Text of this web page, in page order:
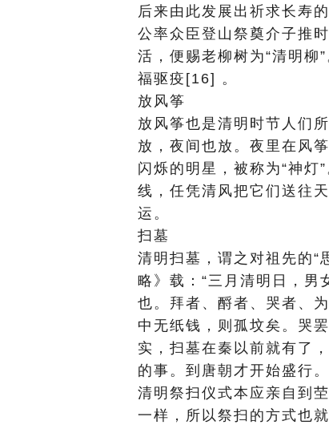
后来由此发展出祈求长寿
公率众臣登山祭奠介子推
活，便赐老柳树为“清明柳
福驱疫[16] 。
放风筝
放风筝也是清明时节人们
放，夜间也放。夜里在风
闪烁的明星，被称为“神灯
线，任凭清风把它们送往
运。
扫墓
清明扫墓，谓之对祖先的“
略》载：“三月清明日，男
也。拜者、酹者、哭者、
中无纸钱，则孤坟矣。哭
实，扫墓在秦以前就有了
的事。到唐朝才开始盛行
清明祭扫仪式本应亲自到
一样，所以祭扫的方式也